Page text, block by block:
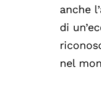
anche
di
nel